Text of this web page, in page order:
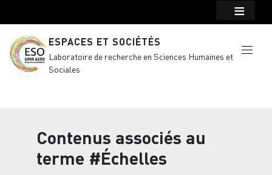
ESPACES ET SOCIÉTÉS
Laboratoire de recherche en Sciences Humaines et
Sociales
Contenus associés au
terme #Échelles